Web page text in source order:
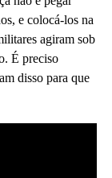
e colocá-los na
agiram sob
É preciso
disso para que